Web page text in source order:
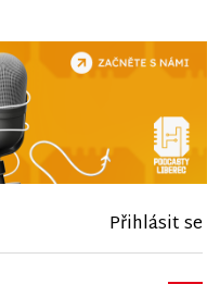
Přihlásit se